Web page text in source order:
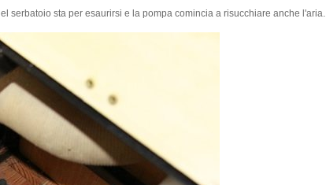
serbatoio sta per esaurirsi e la pompa comincia a risucchiare anche l'aria.